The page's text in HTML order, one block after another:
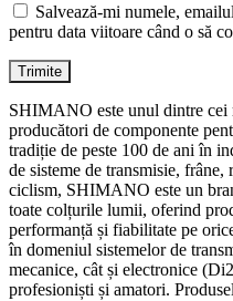
Salvează-mi numele,
pentru data viitoare când o să
SHIMANO este unul dintre cei
producători de componente
tradiție de peste 100 de ani în
de sisteme de transmisie,
ciclism, SHIMANO este un
toate colțurile lumii, oferind
performanță și fiabilitate pe
în domeniul sistemelor de
mecanice, cât și electronice
profesioniști și amatori.